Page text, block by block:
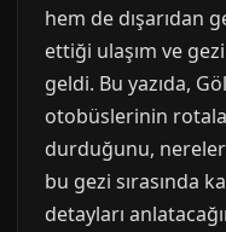
hem de dışarıdan
ettiği ulaşım ve
geldi. Bu yazıda,
otobüslerinin
durduğunu,
bu gezi sırasında
detayları